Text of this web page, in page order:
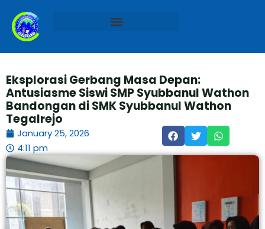
content
Eksplorasi Gerbang Masa Depan:
Antusiasme Siswi SMP Syubbanul Wathon
Bandongan di SMK Syubbanul Wathon
Tegalrejo
January 25, 2026
4:11 pm